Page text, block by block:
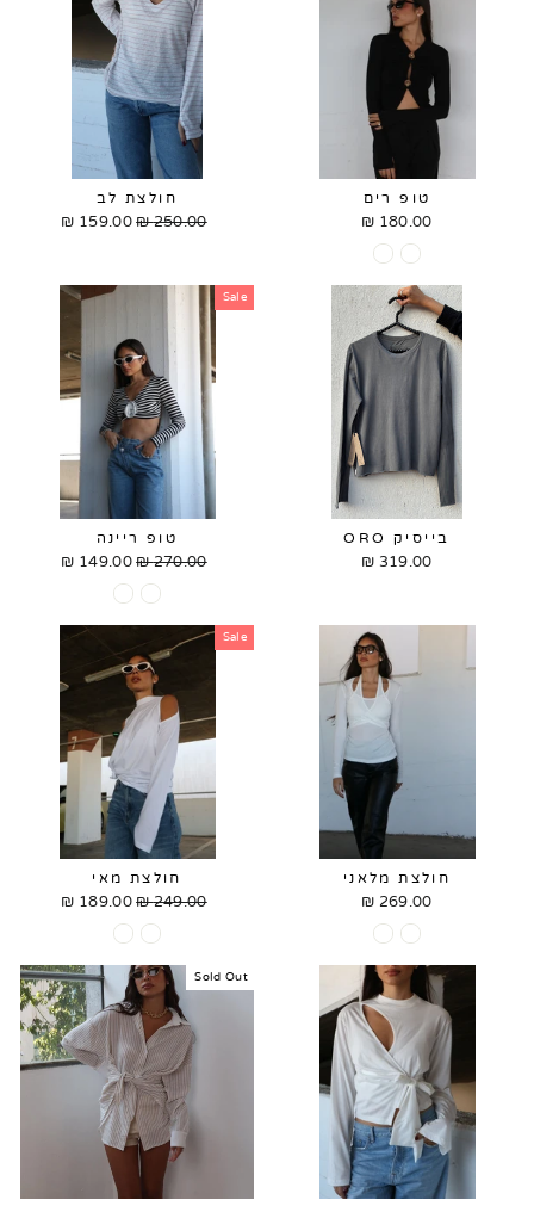
טופ רים
180.00 ₪
חולצת לב
Regular
250.00 ₪
Sale
159.00 ₪
בייסיק ORO
319.00 ₪
Sale
טופ ריינה
Regular
270.00 ₪
Sale
price
149.00 ₪
חולצת מלאני
269.00 ₪
Sale
חולצת מאי
Regular
249.00 ₪
Sale
price
189.00 ₪
Sold Out